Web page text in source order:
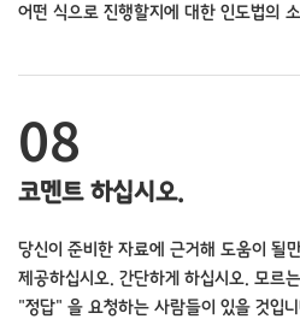
어떤 식으로 진행할지에 대한 인도법의
08
코멘트 하십시오.
당신이 준비한 자료에 근거해 도움이 될
제공하십시오. 간단하게 하십시오. 모르
"정답" 을 요청하는 사람들이 있을 것입